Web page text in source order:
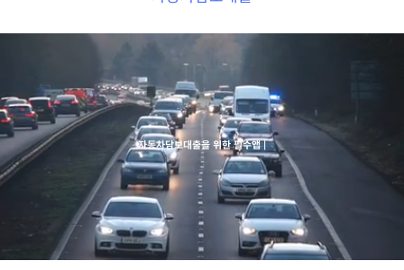
자동차담보대출을 위한 필수앱 |